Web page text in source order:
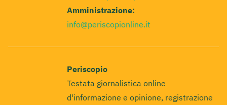
Amministrazione:
info@periscopionline.it
Periscopio
Testata giornalistica online
d'informazione e opinione, registrazione